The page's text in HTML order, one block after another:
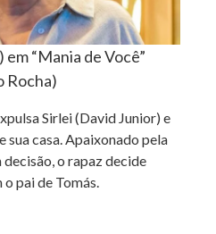
“Mania de Você”
Rocha)
Sirlei (David Junior) e
sua casa. Apaixonado pela
o rapaz decide
pai de Tomás.